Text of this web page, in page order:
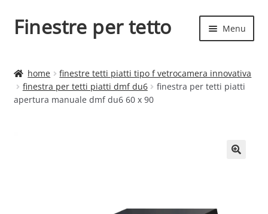
Vai
alla
Vai
alFinestre per tetto Menu
il
menu
Finestre
home
finestre tetti piatti tipo f vetrocamera innovativa
finestra per tetti piatti dmf du6
finestra per tetti piatti
apertura manuale dmf du6 60 x 90